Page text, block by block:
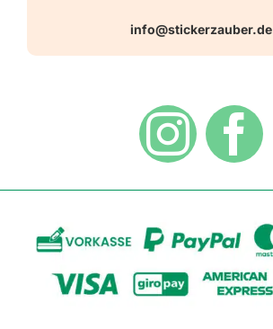
Warn-, Gebots-, Verbots- und
Hinweisaufkleber
Versandarten
Widerrufsbelehrung
AGB
info@stickerzauber.de